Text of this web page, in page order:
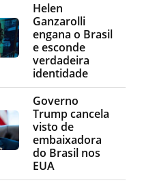
Helen
Ganzarolli
engana o Brasil
e esconde
verdadeira
identidade
Governo
Trump cancela
visto de
embaixadora
do Brasil nos
EUA